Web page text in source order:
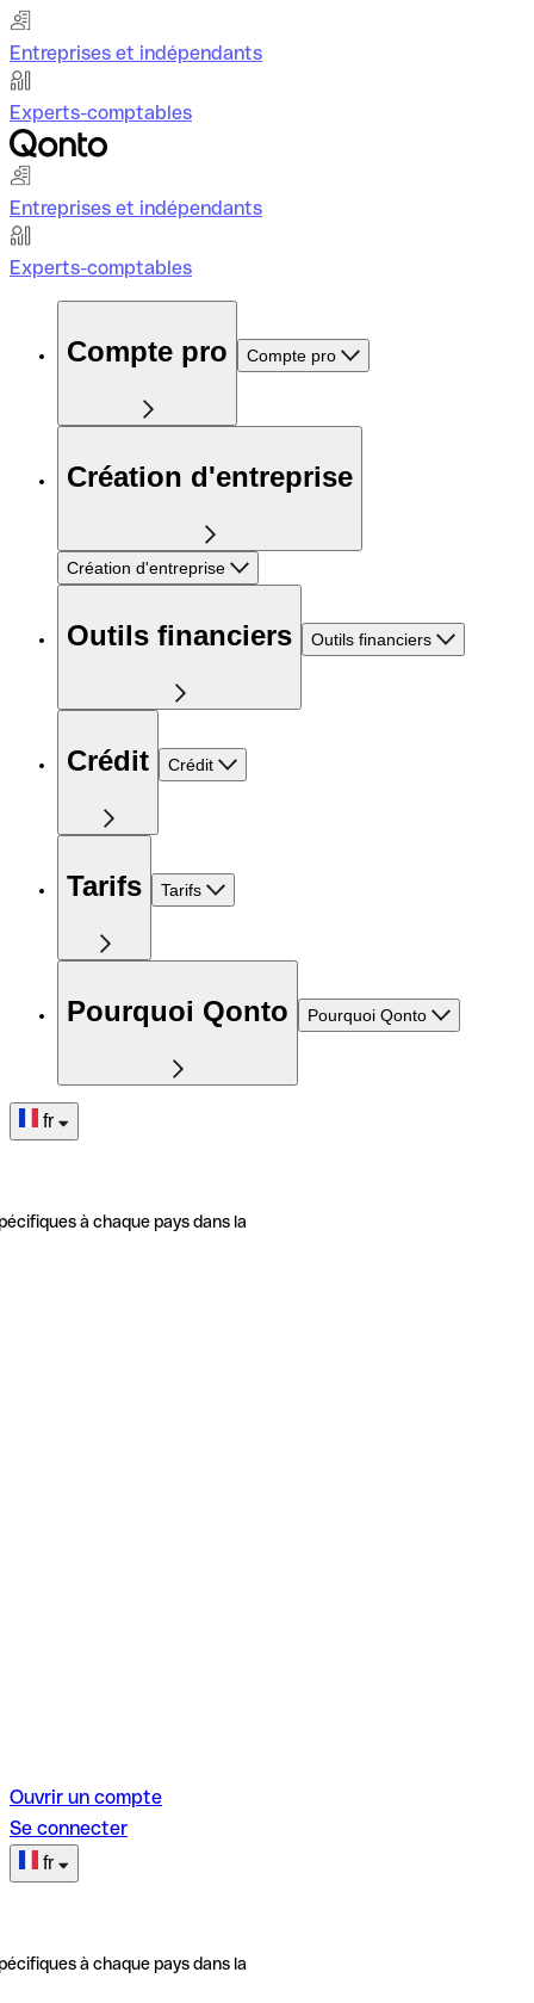
Entreprises et indépendants
Experts-comptables
Entreprises et indépendants
Experts-comptables
Compte pro Compte pro
Création d'entreprise
Création d'entreprise
Outils financiers Outils financiers
Crédit Crédit
Tarifs Tarifs
Pourquoi Qonto Pourquoi Qonto
fr
à chaque pays dans la
Ouvrir un compte
Se connecter
fr
à chaque pays dans la